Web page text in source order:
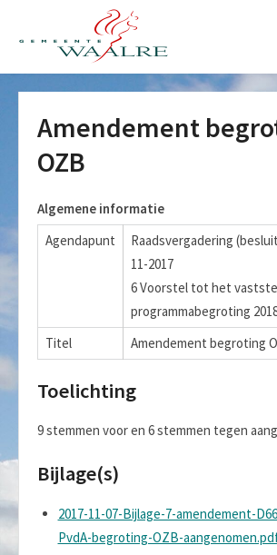
Amendement
OZB
Algemene informatie
Agendapunt
Raadsvergadering
11-2017
6 Voorstel tot het
programmabegroting
Titel
Amendement begroting
Toelichting
9 stemmen voor en 6 stemmen tegen
Bijlage(s)
2017-11-07-Bijlage-7-amendement-
PvdA-begroting-OZB-